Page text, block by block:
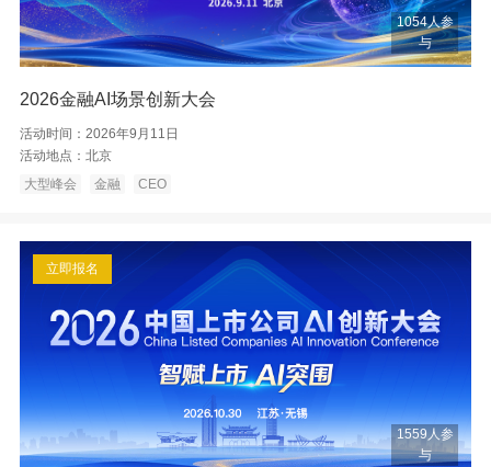
1054人参
与
2026金融AI场景创新大会
活动时间： 2026年9月11日
活动地点： 北京
大型峰会
金融 CEO
立即报名
1559人参
与